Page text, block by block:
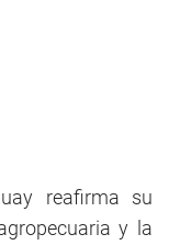
reafirma su
y la